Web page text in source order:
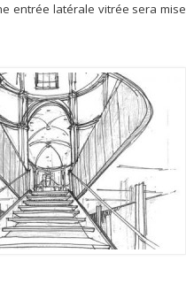
entrée latérale vitrée sera mise